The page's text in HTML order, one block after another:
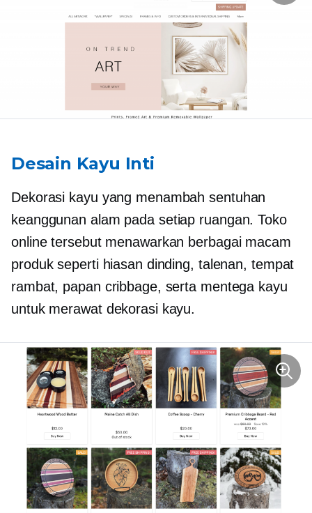
Desain Kayu Inti
Dekorasi kayu yang menambah sentuhan
keanggunan alam pada setiap ruangan. Toko
online tersebut menawarkan berbagai macam
produk seperti hiasan dinding, talenan, tempat
rambat, papan cribbage, serta mentega kayu
untuk merawat dekorasi kayu.